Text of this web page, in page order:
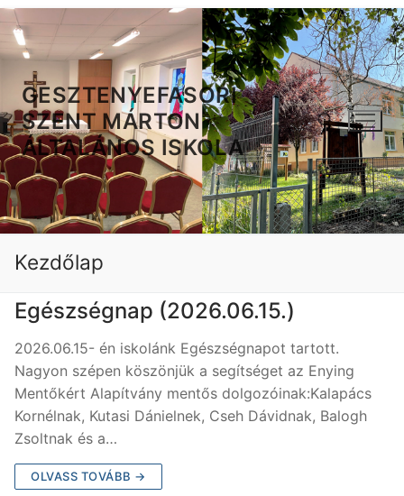
GESZTENYEFASORI
SZENT MÁRTON
ÁLTALÁNOS ISKOLA
Kezdőlap
Egészségnap (2026.06.15.)
2026.06.15- én iskolánk Egészségnapot tartott.
Nagyon szépen köszönjük a segítséget az Enying
Mentőkért Alapítvány mentős dolgozóinak:Kalapács
Kornélnak, Kutasi Dánielnek, Cseh Dávidnak, Balogh
Zsoltnak és a…
OLVASS TOVÁBB →